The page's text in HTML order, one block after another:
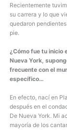
Recientemente
su carrera y lo que
quedaron
pie.
¿Cómo fue tu inicio
Nueva York,
frecuente con el
específico…
En efecto, nací en
después en el
De Nueva York. Mi
mayoría de los